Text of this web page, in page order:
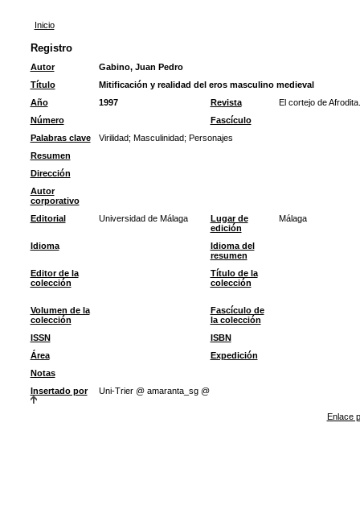
Inicio
Registro
Autor
Gabino, Juan Pedro
Título
Mitificación y realidad del eros masculino medieval
Año
1997 Revista
El cortejo de
Número
Fascículo
Palabras clave
Virilidad; Masculinidad; Personajes
Resumen
Dirección
Autor
corporativo
Editorial
Universidad de Málaga
Lugar de
edición
Málaga
Idioma
Idioma del
resumen
Editor de la
colección
Título de la
colección
Volumen de la
colección
Fascículo de
la colección
ISSN
ISBN
Área
Expedición
Notas
Insertado por
Uni-Trier @ amaranta_sg @
Enlace